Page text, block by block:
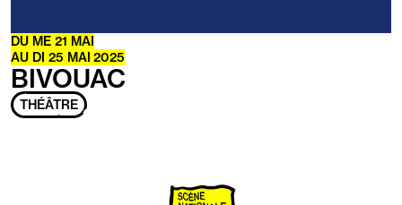
BIVOUAC
DU ME 21 MAI
AU DI 25 MAI 2025
THÉÂTRE